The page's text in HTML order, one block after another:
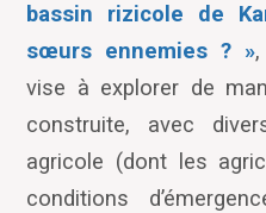
bassin rizicole de
sœurs ennemies ? »
vise à explorer de
construite, avec
agricole (dont les
conditions